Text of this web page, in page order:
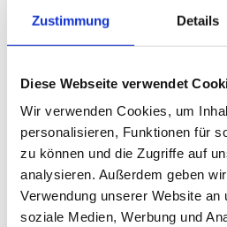
Zustimmung Details
Diese Webseite verwendet
Wir verwenden Cookies, um
personalisieren, Funktionen für
zu können und die Zugriffe auf
analysieren. Außerdem geben
Verwendung unserer Website an
soziale Medien, Werbung und
Juni 2018
Mai 2018
März 2018
Februar 2018
Januar 2018
Dezember 2017
November 2017
September 2017
August 2017